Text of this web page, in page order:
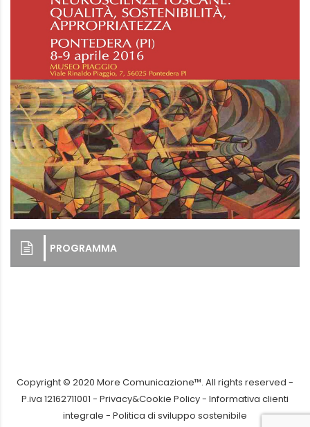
PROGRAMMA
Copyright © 2020 More Comunicazione™. All rights reserved -
P.iva 12162711001 - Privacy&Cookie Policy- Informativa clienti
integrale - Politica di sviluppo sostenibile